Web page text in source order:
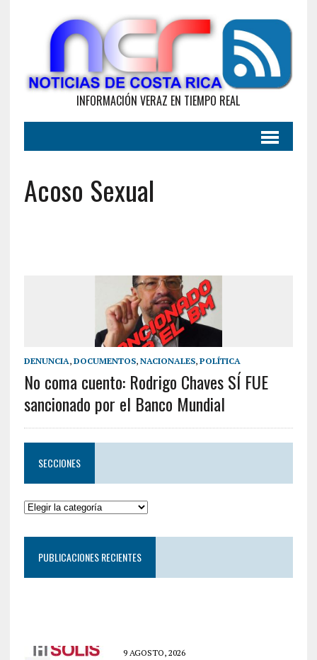
INFORMACIÓN VERAZ EN TIEMPO REAL
Acoso Sexual
DENUNCIA, DOCUMENTOS, NACIONALES, POLÍTICA
No coma cuento: Rodrigo Chaves SÍ FUE
sancionado por el Banco Mundial
SECCIONES
PUBLICACIONES RECIENTES
9 AGOSTO, 2026